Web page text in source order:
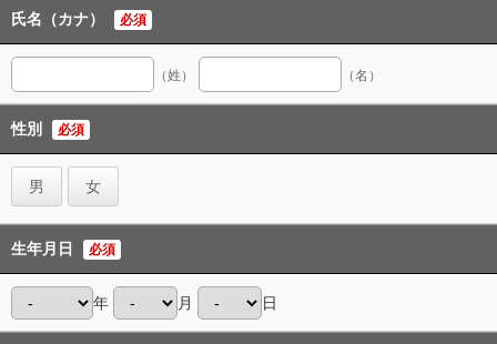
氏名（カナ） 必須
（姓） （名）
性別 必須
男 女
生年月日 必須
年 月 日